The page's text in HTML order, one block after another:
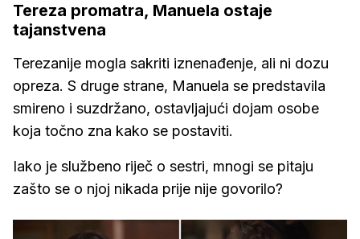
Tereza promatra, Manuela ostaje
tajanstvena
Terezanije mogla sakriti iznenađenje, ali ni dozu
opreza. S druge strane, Manuela se predstavila
smireno i suzdržano, ostavljajući dojam osobe
koja točno zna kako se postaviti.
Iako je službeno riječ o sestri, mnogi se pitaju
zašto se o njoj nikada prije nije govorilo?